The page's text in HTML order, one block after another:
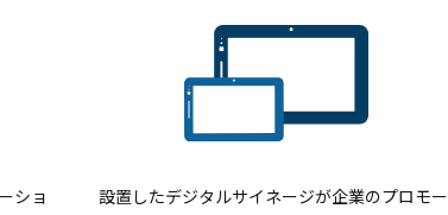
ショ
設置したデジタルサイネージが企業のプロモー